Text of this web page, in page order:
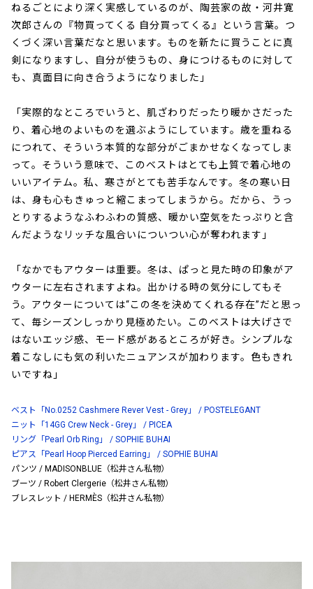
ねるごとにより深く実感しているのが、陶芸家の故・河井寛
次郎さんの『物買ってくる 自分買ってくる』という言葉。つ
くづく深い言葉だなと思います。ものを新たに買うことに真
剣になりますし、自分が使うもの、身につけるものに対して
も、真面目に向き合うようになりました」
「実際的なところでいうと、肌ざわりだったり暖かさだった
り、着心地のよいものを選ぶようにしています。歳を重ねる
につれて、そういう本質的な部分がごまかせなくなってしま
って。そういう意味で、このベストはとても上質で着心地の
いいアイテム。私、寒さがとても苦手なんです。冬の寒い日
は、身も心もきゅっと縮こまってしまうから。だから、うっ
とりするようなふわふわの質感、暖かい空気をたっぷりと含
んだようなリッチな風合いについつい心が奪われます」
「なかでもアウターは重要。冬は、ぱっと見た時の印象がア
ウターに左右されますよね。出かける時の気分にしてもそ
う。アウターについては“この冬を決めてくれる存在”だと思っ
て、毎シーズンしっかり見極めたい。このベストは大げさで
はないエッジ感、モード感があるところが好き。シンプルな
着こなしにも気の利いたニュアンスが加わります。色もきれ
いですね」
ベスト「No.0252 Cashmere Rever Vest - Grey」 / POSTELEGANT
ニット「14GG Crew Neck - Grey」 / PICEA
リング「Pearl Orb Ring」 / SOPHIE BUHAI
ピアス「Pearl Hoop Pierced Earring」 / SOPHIE BUHAI
パンツ / MADISONBLUE（松井さん私物）
ブーツ / Robert Clergerie（松井さん私物）
ブレスレット / HERMÈS（松井さん私物）